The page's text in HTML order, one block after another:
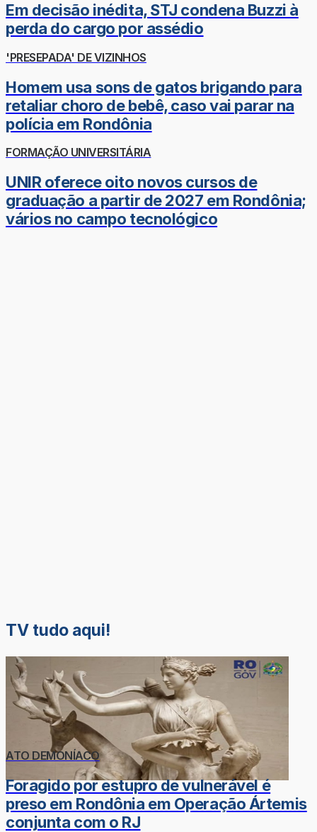
Em decisão inédita, STJ condena Buzzi à
perda do cargo por assédio
'PRESEPADA' DE VIZINHOS
Homem usa sons de gatos brigando para
retaliar choro de bebê, caso vai parar na
polícia em Rondônia
FORMAÇÃO UNIVERSITÁRIA
UNIR oferece oito novos cursos de
graduação a partir de 2027 em Rondônia;
vários no campo tecnológico
TV tudo aqui!
ATO DEMONÍACO
Foragido por estupro de vulnerável é
preso em Rondônia em Operação Ártemis
conjunta com o RJ